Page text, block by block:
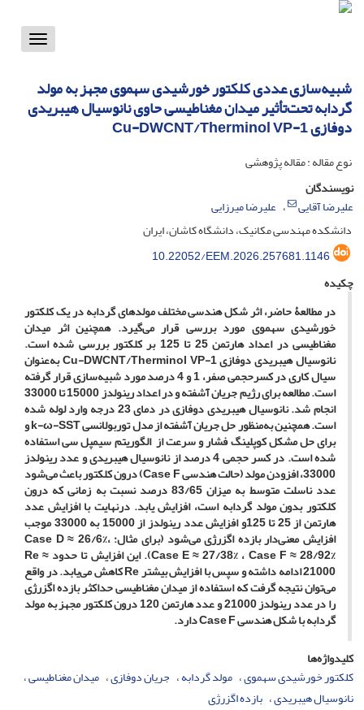
Toggle
شبیه‌سازی عددی کلکتور خورشیدی سهموی مجهز به مولد
گردابه تحت‌تأثیر میدان مغناطیسی حاوی نانوسیال هیبریدی
دوفازی Cu-DWCNT/Therminol VP-1
نوع مقاله : مقاله پژوهشی
نویسندگان
علیرضا آقایی
علیرضا میرزایی
دانشکده مهندسی مکانیک، دانشگاه کاشان، ایران
10.22052/EEM.2026.257681.1146
چکیده
در مطالعۀ حاضر، اثر شکل هندسی مختلف مولدهای گردابه در یک کلکتور
خورشیدی سهموی مورد بررسی قرار می‌گیرد. همچنین اثر میدان
مغناطیسی در اعداد هارتمن 25 تا 125 بر کلکتور بررسی شده است.‌
نانوسیال هیبریدی دوفازی Cu-DWCNT/Therminol VP-1 به‌عنوان
سیال کاری در کسرحجمی صفر، 1 و 4 درصد مورد شبیه‌سازی قرار گرفته
است. مطالعه برای رژیم جریان آشفته و در اعداد رینولدز 15000 تا 33000
انجام شد. نانوسیال هیبریدی دوفازی در دمای 23 درجه وارد لوله شده
است. همچنین به‌منظور حل جریان آشفته از مدل توربولانسی k-ω-SST و
برای حل مشکل کوپلینگ فشار و سرعت از الگوریتم سیمپل سی استفاده
شده است. در کسر حجمی 4 درصد از نانوسیال هیبریدی و عدد رینولدز
33000، افزودن مولد (حالت هندسی Case F) درون کلکتور باعث می‌شود
عدد ناسلت متوسط به میزان 83/65 درصد نسبت به زمانی که درون
کلکتور بدون مولد گردابه است، افزایش یابد. درنهایت با افزایش عدد
هارتمن از 25 تا 125و افزایش عدد رینولدز از 15000 به 33000 موجب
افزایش معنی‌دار بازده اگزرژی می‌شود (برای مثال: Case D ≈ 26/6%،
Case E ≈ 27/38% ، Case F ≈ 28/92%). این افزایش تا حدود Re ≈
21000 ادامه داشته و سپس با افزایش بیشتر Re کاهش می‌یابد. در واقع
می‌توان نتیجه گرفت که استفاده از میدان مغناطیسی حداکثر بازده اگزرژی
را در عدد رینولدز 21000 و عدد هارتمن 120 درون کلکتور مجهز به مولد
گردابه با شکل هندسی Case F دارد.
کلیدواژه‌ها
کلکتور خورشیدی سهموی مولد گردابه جریان دوفازی‌ میدان مغناطیسی
نانو‌سیال هیبریدی بازده اگزرژی